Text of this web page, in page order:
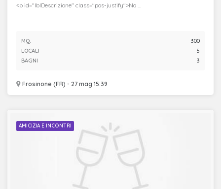
Frosinone (FR) - 27 mag 15:39
<p id="lblDescrizione" class="pos-justify">No ...
MQ.
300
LOCALI
5
BAGNI
3
AMICIZIA E INCONTRI